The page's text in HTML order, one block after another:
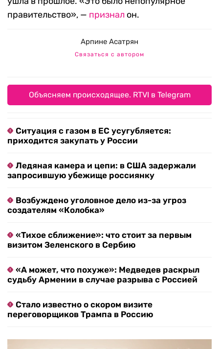
правительство», — признал он.
Арпине Асатрян
Связаться с автором
Объясняем происходящее. RTVI в Telegram
Ситуация с газом в ЕС усугубляется:
приходится закупать у России
Ледяная камера и цепи: в США задержали
запросившую убежище россиянку
Возбуждено уголовное дело из-за угроз
создателям «Колобка»
«Тихое сближение»: что стоит за первым
визитом Зеленского в Сербию
«А может, что похуже»: Медведев раскрыл
судьбу Армении в случае разрыва с Россией
Стало известно о скором визите
переговорщиков Трампа в Россию